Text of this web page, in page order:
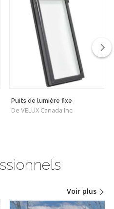
Puits de lumière fixe
De VELUX Canada Inc.
Voir plus